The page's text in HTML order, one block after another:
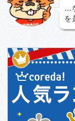
…
を